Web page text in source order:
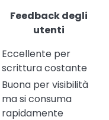
Feedback degli
utenti
Eccellente per
scrittura costante
Buona per visibilità
ma si consuma
rapidamente